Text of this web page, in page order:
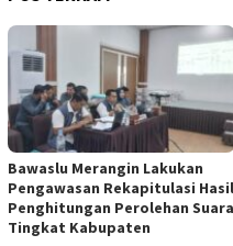
Bawaslu Merangin Lakukan
Pengawasan Rekapitulasi Hasil
Penghitungan Perolehan Suara
Tingkat Kabupaten